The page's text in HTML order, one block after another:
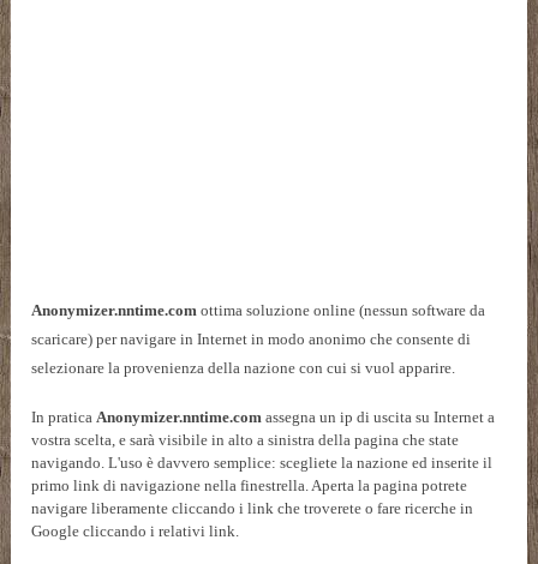
Anonymizer.nntime.com ottima soluzione online (nessun software da
scaricare) per navigare in Internet in modo anonimo che consente di
selezionare la provenienza della nazione con cui si vuol apparire.
In praticaAnonymizer.nntime.com assegna un ip di uscita su Internet a
vostra scelta, e sarà visibile in alto a sinistra della pagina che state
navigando. L'uso è davvero semplice: scegliete la nazione ed inserite il
primo link di navigazione nella finestrella. Aperta la pagina potrete
navigare liberamente cliccando i link che troverete o fare ricerche in
Google cliccando i relativi link.